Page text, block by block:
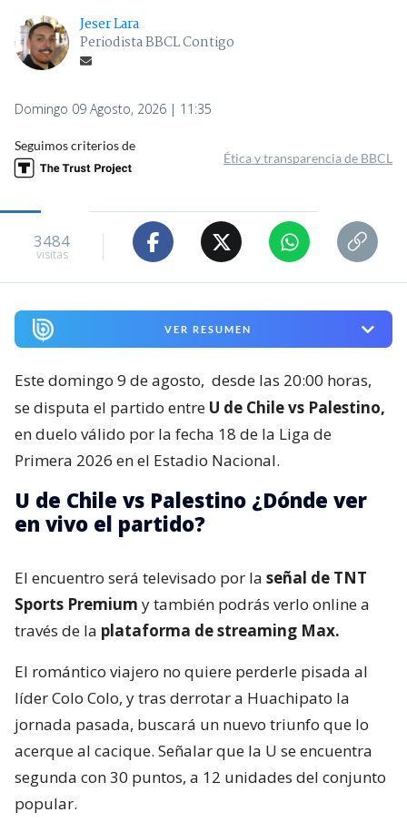
Jeser Lara
Periodista BBCL Contigo
Domingo 09 Agosto, 2026 | 11:35
Seguimos criterios de
Ética y transparencia de BBCL
3484
visitas
VER RESUMEN
Este domingo 9 de agosto, desde las 20:00 horas,
se disputa el partido entre U de Chile vs Palestino,
en duelo válido por la fecha 18 de la Liga de
Primera 2026 en el Estadio Nacional.
U de Chile vs Palestino ¿Dónde ver
en vivo el partido?
El encuentro será televisado por la señal de TNT
Sports Premium y también podrás verlo online a
través de la plataforma de streaming Max.
El romántico viajero no quiere perderle pisada al
líder Colo Colo, y tras derrotar a Huachipato la
jornada pasada, buscará un nuevo triunfo que lo
acerque al cacique. Señalar que la U se encuentra
segunda con 30 puntos, a 12 unidades del conjunto
popular.